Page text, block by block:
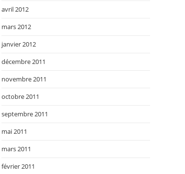
avril 2012
mars 2012
janvier 2012
décembre 2011
novembre 2011
octobre 2011
septembre 2011
mai 2011
mars 2011
février 2011